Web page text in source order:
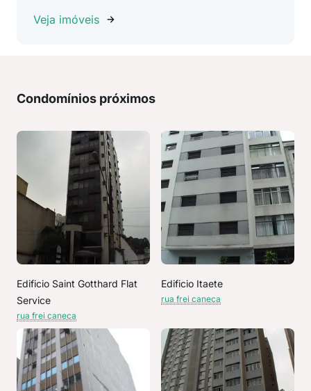
Veja imóveis
Condomínios próximos
Edificio Saint Gotthard Flat
Service
rua frei caneca
Edificio Itaete
rua frei caneca